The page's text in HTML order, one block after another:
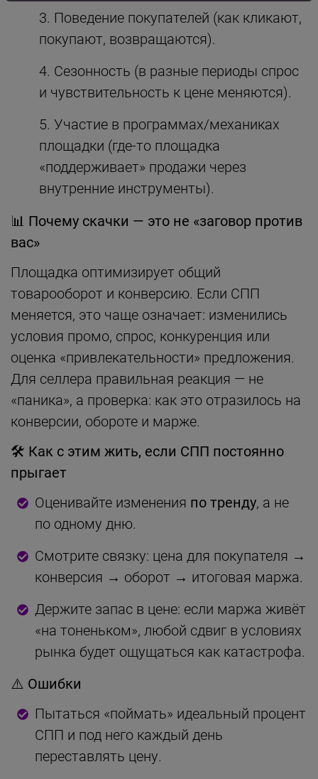
Поведение покупателей (как кликают,
покупают, возвращаются).
Сезонность (в разные периоды спрос
и чувствительность к цене меняются).
Участие в программах/механиках
площадки (где-то площадка
«поддерживает» продажи через
внутренние инструменты).
📊 Почему скачки — это не «заговор против
вас»
Площадка оптимизирует общий
товарооборот и конверсию. Если СПП
меняется, это чаще означает: изменились
условия промо, спрос, конкуренция или
оценка «привлекательности» предложения.
Для селлера правильная реакция — не
«паника», а проверка: как это отразилось на
конверсии, обороте и марже.
🛠 Как с этим жить, если СПП постоянно
прыгает
Оценивайте изменения по тренду, а не
по одному дню.
Смотрите связку: цена для покупателя →
конверсия → оборот → итоговая маржа.
Держите запас в цене: если маржа живёт
«на тоненьком», любой сдвиг в условиях
рынка будет ощущаться как катастрофа.
⚠️ Ошибки
Пытаться «поймать» идеальный процент
СПП и под него каждый день
переставлять цену.